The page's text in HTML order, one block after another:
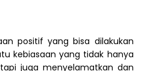
positif yang bisa dilakukan
kebiasaan yang tidak hanya
juga menyelamatkan dan